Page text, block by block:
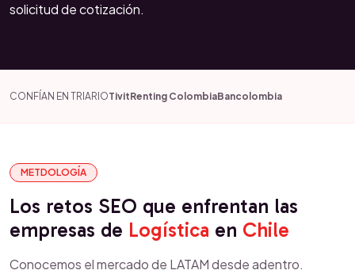
solicitud de cotización.
CONFÍAN EN TRIARIOTivitRenting ColombiaBancolombia
METDOLOGÍA
Los retos SEO que enfrentan las
empresas de Logística en Chile
Conocemos el mercado de LATAM desde adentro.